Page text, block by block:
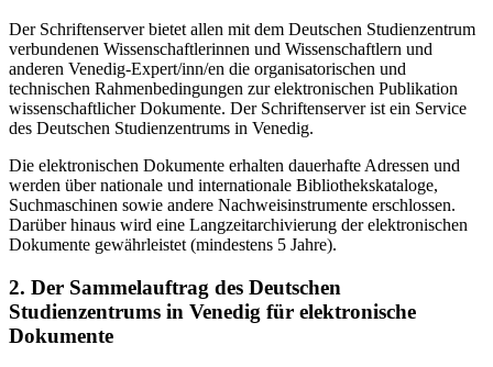
Der Schriftenserver bietet allen mit dem Deutschen Studienzentrum
verbundenen Wissenschaftlerinnen und Wissenschaftlern und
anderen Venedig-Expert/inn/en die organisatorischen und
technischen Rahmenbedingungen zur elektronischen Publikation
wissenschaftlicher Dokumente. Der Schriftenserver ist ein Service
des Deutschen Studienzentrums in Venedig.
Die elektronischen Dokumente erhalten dauerhafte Adressen und
werden über nationale und internationale Bibliothekskataloge,
Suchmaschinen sowie andere Nachweisinstrumente erschlossen.
Darüber hinaus wird eine Langzeitarchivierung der elektronischen
Dokumente gewährleistet (mindestens 5 Jahre).
2. Der Sammelauftrag des Deutschen
Studienzentrums in Venedig für elektronische
Dokumente